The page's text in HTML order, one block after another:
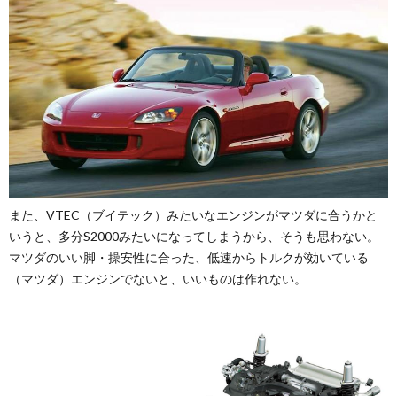
また、VTEC（ブイテック）みたいなエンジンがマツダに合うかと
いうと、多分S2000みたいになってしまうから、そうも思わない。
マツダのいい脚・操安性に合った、低速からトルクが効いている
（マツダ）エンジンでないと、いいものは作れない。